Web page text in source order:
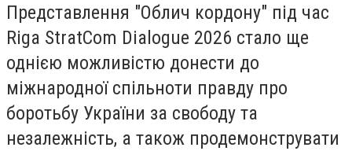
Представлення "Облич кордону" під час
Riga StratCom Dialogue 2026 стало ще
однією можливістю донести до
міжнародної спільноти правду про
боротьбу України за свободу та
незалежність, а також продемонструвати